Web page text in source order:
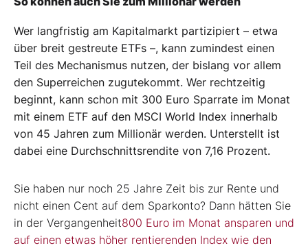
Wer langfristig am Kapitalmarkt partizipiert – etwa
über breit gestreute ETFs –, kann zumindest einen
Teil des Mechanismus nutzen, der bislang vor allem
den Superreichen zugutekommt. Wer rechtzeitig
beginnt, kann schon mit 300 Euro Sparrate im Monat
mit einem ETF auf den MSCI World Index innerhalb
von 45 Jahren zum Millionär werden. Unterstellt ist
dabei eine Durchschnittsrendite von 7,16 Prozent.
Sie haben nur noch 25 Jahre Zeit bis zur Rente und
nicht einen Cent auf dem Sparkonto? Dann hätten Sie
in der Vergangenheit800 Euro im Monat ansparen und
auf einen etwas höher rentierenden Index wie den